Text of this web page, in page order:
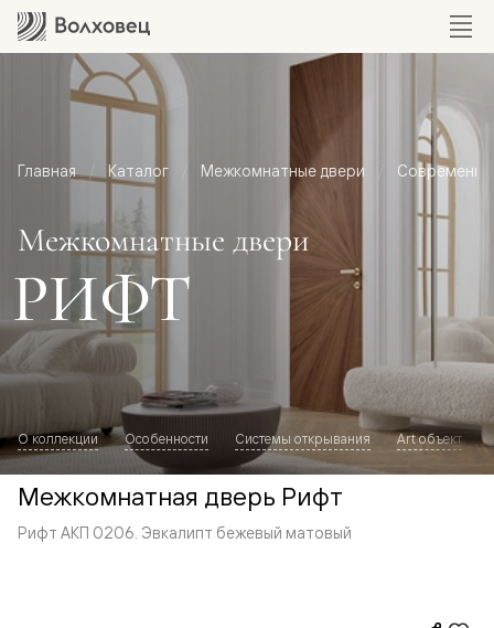
Главная Каталог Межкомнатные двери
Межкомнатные двери
РИФТ
О коллекции Особенности Системы открывания Art объект
Межкомнатная дверь Рифт
Рифт АКП 0206. Эвкалипт бежевый матовый